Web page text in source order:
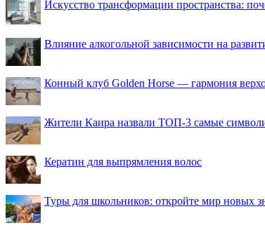
Искусство трансформации пространства:
Влияние алкогольной зависимости на
Конный клуб Golden Horse — гармония
Жители Каира назвали ТОП-3 самые
Кератин для выпрямления волос
Туры для школьников: откройте мир новых